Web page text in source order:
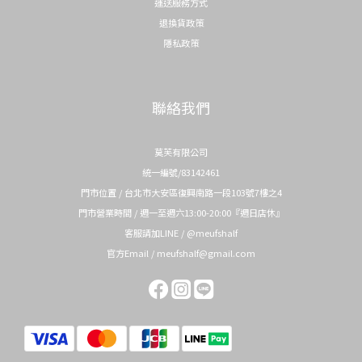
退換貨政策
隱私政策
聯絡我們
莫芙有限公司
統一編號/83142461
門市位置 / 台北市大安區復興南路一段103號7樓之4
門市營業時間 / 週一至週六13:00-20:00『週日店休』
客服請加LINE / @meufshalf
官方Email / meufshalf@gmail.com